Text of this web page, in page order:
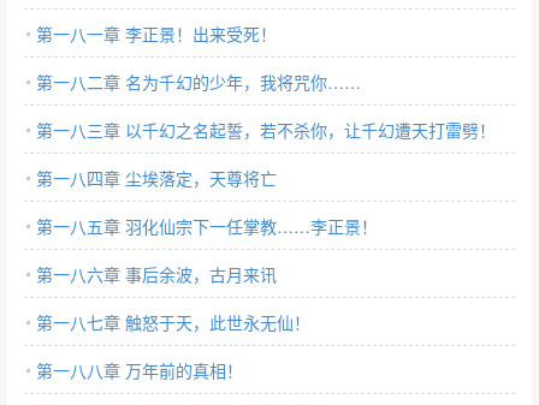
第一八一章 李正景！出来受死！
第一八二章 名为千幻的少年，我将咒你……
第一八三章 以千幻之名起誓，若不杀你，让千幻遭天打雷劈！
第一八四章 尘埃落定，天尊将亡
第一八五章 羽化仙宗下一任掌教……李正景！
第一八六章 事后余波，古月来讯
第一八七章 触怒于天，此世永无仙！
第一八八章 万年前的真相！